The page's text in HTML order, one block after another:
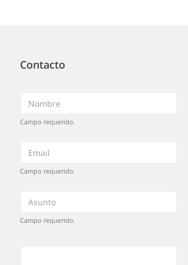
Contacto
Campo requerido.
Campo requerido.
Campo requerido.